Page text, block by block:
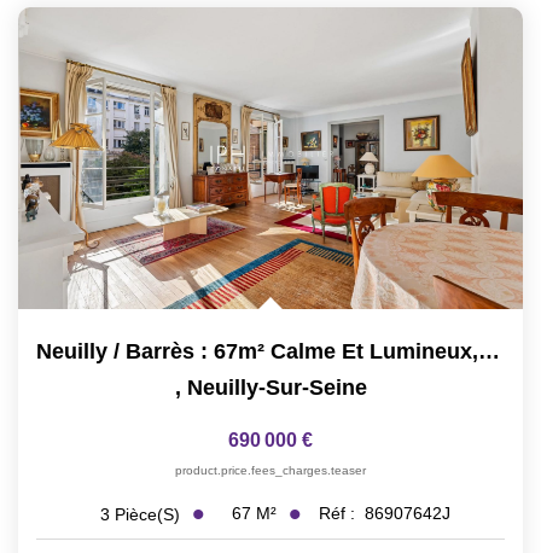
Neuilly / Barrès : 67m² Calme Et Lumineux, Possibilité 2ch
, Neuilly-Sur-Seine
690 000 €
product.price.fees_charges.teaser
3 Pièce(s) 67 M² Réf : 86907642J